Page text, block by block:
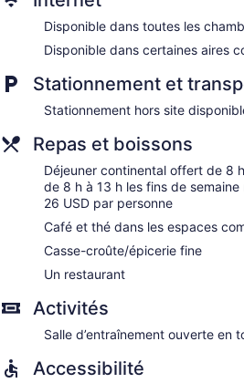
Disponible dans toutes les
Disponible dans certaines aires
Stationnement et
Stationnement hors site
Repas et boissons
Déjeuner continental offert de 8
de 8 h à 13 h les fins de
26 USD par personne
Café et thé dans les espaces
Casse-croûte/épicerie fine
Un restaurant
Activités
Salle d’entraînement ouverte en
Accessibilité